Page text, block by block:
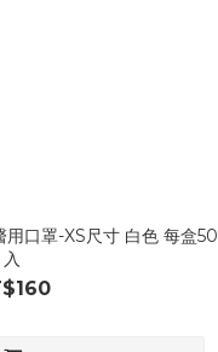
用口罩-XS尺寸 白色 每盒50
入